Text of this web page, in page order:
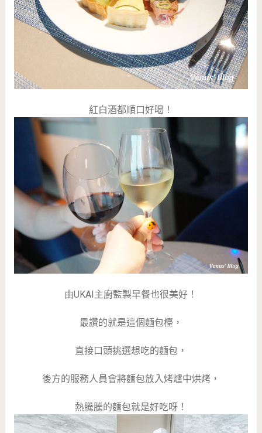
紅白酒都順口好喝！
由UKAI主廚監製早餐也很美好！
最讚的就是這個麵包檯，
直接口頭挑選想吃的麵包，
後方的服務人員會將麵包放入烤爐中烘烤，
熱騰騰的麵包就是好吃呀！